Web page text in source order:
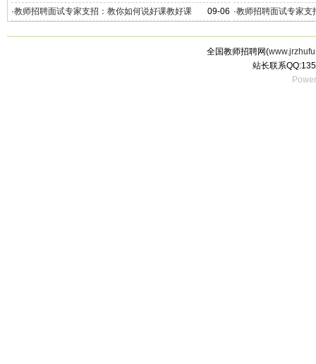
09-06
·教师招聘面试专家支招：教你如何说好课教好课 ·教师招聘面试专家支
全国教师招聘网(
站长联系